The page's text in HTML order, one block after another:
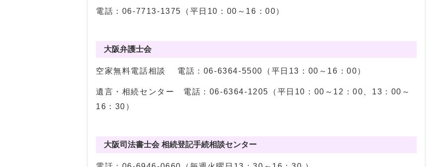
電話：06-7713-1375（平日10：00～16：00）
大阪弁護士会
空家無料電話相談 電話：06-6364-5500（平日13：00～16：00）
遺言・相続センター 電話：06-6364-1205（平日10：00～12：00、13：00～
16：30）
大阪司法書士会 相続登記手続相談センター